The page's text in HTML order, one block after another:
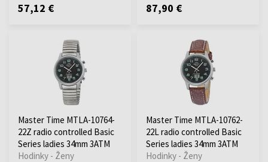
57,12 € 87,90 €
Master Time MTLA-10764-
22Z radio controlled Basic
Series ladies 34mm 3ATM
Hodinky - Ženy
Master Time MTLA-10762-
22L radio controlled Basic
Series ladies 34mm 3ATM
Hodinky - Ženy